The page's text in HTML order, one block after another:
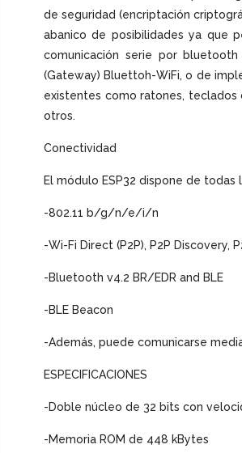
de seguridad (encriptación
abanico de posibilidades ya que
comunicación serie por
(Gateway) Bluettoh-WiFi, o de
existentes como ratones,
otros.
Conectividad
El módulo ESP32 dispone de todas
-802.11 b/g/n/e/i/n
-Wi-Fi Direct (P2P), P2P Discovery,
-Bluetooth v4.2 BR/EDR and BLE
-BLE Beacon
-Además, puede comunicarse
ESPECIFICACIONES
-Doble núcleo de 32 bits con
-Memoria ROM de 448 kBytes